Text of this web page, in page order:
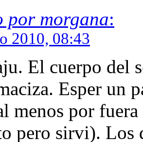
por morgana:
2010, 08:43
El cuerpo del
Esper un
menos por
pero sirvi). Los